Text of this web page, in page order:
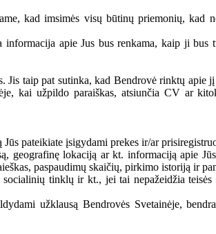
kad imsimės visų būtinų priemonių, kad
apie Jus bus renkama, kaip ji bus
Jis taip pat sutinka, kad Bendrovė rinktų apie
kai užpildo paraiškas, atsiunčia CV ar
pateikiate įsigydami prekes ir/ar
geografinę lokaciją ar kt. informaciją apie
paspaudimų skaičių, pirkimo istoriją ir
tinklų ir kt., jei tai nepažeidžia
užklausą Bendrovės Svetainėje,